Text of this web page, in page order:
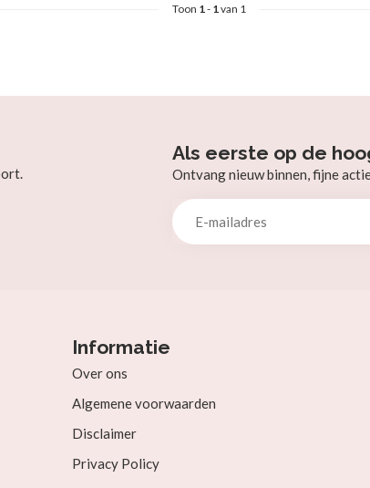
Toon 1- 1van 1
Als eerste op de
Ontvang nieuw binnen, fijne
Informatie
Over ons
Algemene voorwaarden
Disclaimer
Privacy Policy